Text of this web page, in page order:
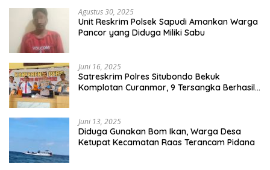
Agustus 30, 2025
Unit Reskrim Polsek Sapudi Amankan Warga
Pancor yang Diduga Miliki Sabu
Juni 16, 2025
Satreskrim Polres Situbondo Bekuk
Komplotan Curanmor, 9 Tersangka Berhasil
Juni 13, 2025
Diduga Gunakan Bom Ikan, Warga Desa
Ketupat Kecamatan Raas Terancam Pidana